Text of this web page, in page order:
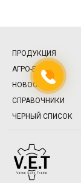
ПРОДУКЦИЯ
АГРО-БАЗА
НОВОСТИ
СПРАВОЧНИКИ
ЧЕРНЫЙ СПИСОК